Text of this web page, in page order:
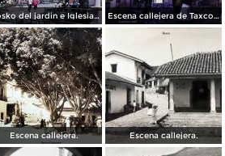
Kiosko del jardin e Iglesia de Taxco, Guerrero 1967. Escena callejera de Taxco, Guerrero 1967.
Escena callejera. Escena callejera.